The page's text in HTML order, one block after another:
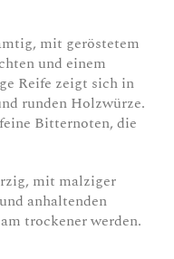
mit geröstetem
und einem
Reife zeigt sich in
runden Holzwürze.
Bitternoten, die
mit malziger
anhaltenden
trockener werden.